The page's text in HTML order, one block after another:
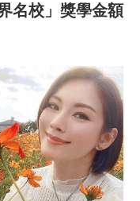
名校」獎學金額